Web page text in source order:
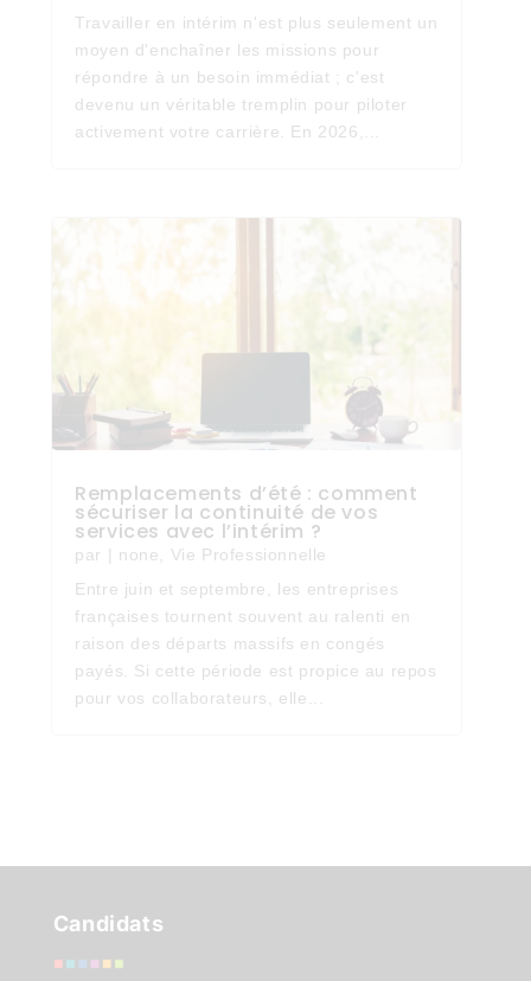
Travailler en intérim n'est plus seulement un
moyen d'enchaîner les missions pour
répondre à un besoin immédiat ; c'est
devenu un véritable tremplin pour piloter
activement votre carrière. En 2026,...
Remplacements d’été : comment
sécuriser la continuité de vos
services avec l’intérim ?
par none
Vie Professionnelle
Entre juin et septembre, les entreprises
françaises tournent souvent au ralenti en
raison des départs massifs en congés
payés. Si cette période est propice au repos
pour vos collaborateurs, elle...
Candidats